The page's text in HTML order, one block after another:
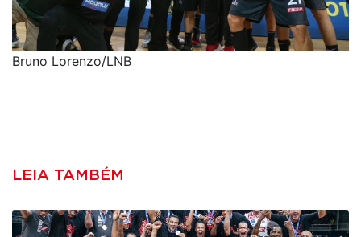
Bruno Lorenzo/LNB
LEIA TAMBÉM